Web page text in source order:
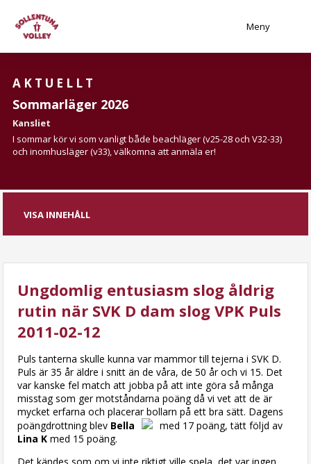
Meny
AKTUELLT
Sommarläger 2026
Kansliet
I sommar kör vi som vanligt både beachläger (v25-28 och V32-33)
och inomhusläger (v33), välkomna att anmäla er!
VISA INNEHÅLL
Ungdomlig entusiasm slog åldrig
rutin när SVK D dam slog VPK Puls
2011-02-12
Puls tanterna skulle kunna var mammor till tejerna i SVK D.
Puls är 35 år äldre i snitt än de våra, de 50 år och vi 15. Det
var kanske fel match att jobba på att inte göra så många
misstag som ger motståndarna poäng då vi vet att de är
mycket erfarna och placerar bollarn på ett bra sätt. Dagens
poängdrottning blev Bella
med 17 poäng, tätt följd av
Lina K med 15 poäng.